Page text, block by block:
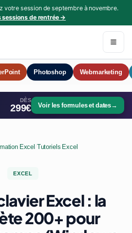
votre session de septembre à novembre.
sessions de rentrée →
Photoshop Webmarketing
DÈS
299€ Voir les formules et dates→
Excel Tutoriels Excel
EXCEL
Excel : la
200+ pour